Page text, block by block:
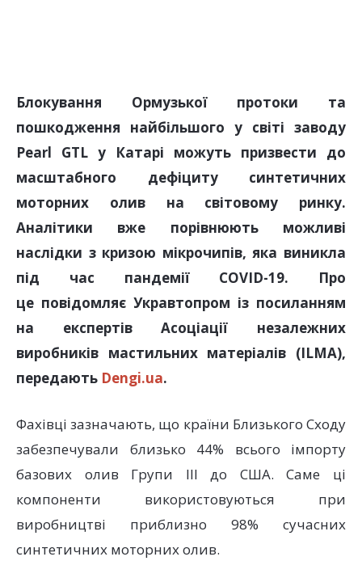
Блокування Ормузької протоки та
пошкодження найбільшого у світі заводу
Pearl GTL у Катарі можуть призвести до
масштабного дефіциту синтетичних
моторних олив на світовому ринку.
Аналітики вже порівнюють можливі
наслідки з кризою мікрочипів, яка виникла
під час пандемії COVID-19. Про
це повідомляє Укравтопром із посиланням
на експертів Асоціації незалежних
виробників мастильних матеріалів (ILMA),
передають Dengi.ua.
Фахівці зазначають, що країни Близького Сходу
забезпечували близько 44% всього імпорту
базових олив Групи III до США. Саме ці
компоненти використовуються при
виробництві приблизно 98% сучасних
синтетичних моторних олив.